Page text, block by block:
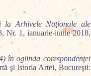
la Arhivele Naţionale ale
Nr. 1, ianuarie-iunie 2018,
în oglinda corespondenţei
şi Istoria Artei, Bucureşti: